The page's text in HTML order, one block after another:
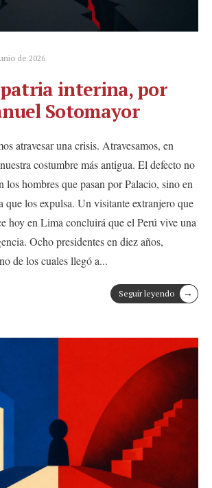
de 2026
interina, por
Sotomayor
atravesar una crisis. Atravesamos, en
costumbre más antigua. El defecto no
los hombres que pasan por Palacio, sino en
que los expulsa. Un visitante extranjero que
hoy en Lima concluirá que el Perú vive una
Ocho presidentes en diez años,
de los cuales llegó a...
Seguir leyendo →